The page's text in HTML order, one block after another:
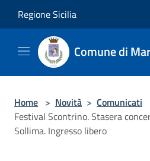
Regione Sicilia
Comune di
Home > Novità > Comunicati
Festival Scontrino. Stasera
Sollima. Ingresso libero